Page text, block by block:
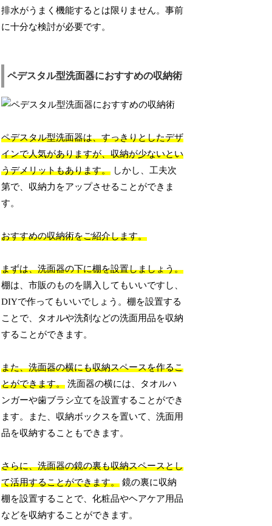
排水がうまく機能するとは限りません。事前
に十分な検討が必要です。
ペデスタル型洗面器におすすめの収納術
ペデスタル型洗面器は、すっきりとしたデザ
インで人気がありますが、収納が少ないとい
うデメリットもあります。 しかし、工夫次
第で、収納力をアップさせることができま
す。
おすすめの収納術をご紹介します。
まずは、洗面器の下に棚を設置しましょう。
棚は、市販のものを購入してもいいですし、
DIYで作ってもいいでしょう。棚を設置する
ことで、タオルや洗剤などの洗面用品を収納
することができます。
また、洗面器の横にも収納スペースを作るこ
とができます。 洗面器の横には、タオルハ
ンガーや歯ブラシ立てを設置することができ
ます。また、収納ボックスを置いて、洗面用
品を収納することもできます。
さらに、洗面器の鏡の裏も収納スペースとし
て活用することができます。 鏡の裏に収納
棚を設置することで、化粧品やヘアケア用品
などを収納することができます。